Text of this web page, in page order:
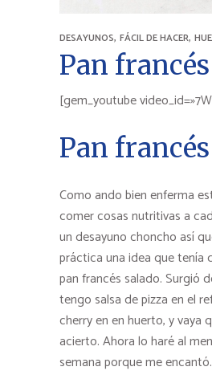
DESAYUNOS, FÁCIL DE HACER,
Pan
[gem_youtube
Pan
Como ando bien enferma
comer cosas nutritivas a
un desayuno choncho así
práctica una idea que tenía
pan francés salado. Surgió
tengo salsa de pizza en el
cherry en en huerto, y vaya
acierto. Ahora lo haré al
semana porque me encantó.